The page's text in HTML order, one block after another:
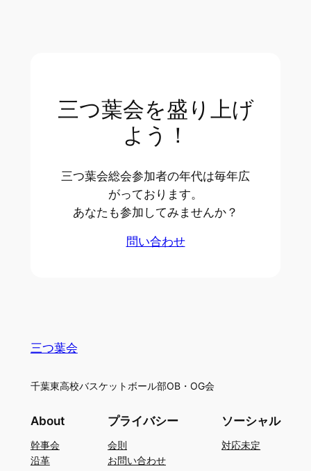
三つ葉会を盛り上げ
よう！
三つ葉会総会参加者の年代は毎年広
がっております。
あなたも参加してみませんか？
問い合わせ
三つ葉会
千葉東高校バスケットボール部OB・OG会
About
幹事会
沿革
プライバシー
会則
お問い合わせ
ソーシャル
対応未定